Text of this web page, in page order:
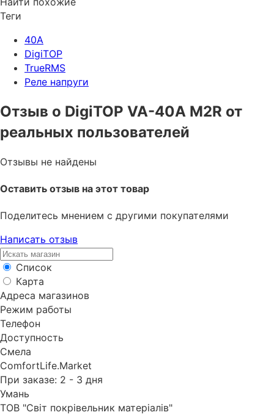
Теги
40A
DigiTOP
TrueRMS
Реле напруги
Отзыв о DigiTOP VA-40A M2R от
реальных пользователей
Отзывы не найдены
Оставить отзыв на этот товар
Поделитесь мнением с другими покупателями
Написать отзыв
Список
Карта
Адреса магазинов
Режим работы
Телефон
Доступность
Смела
ComfortLife.Market
При заказе: 2 - 3 дня
Умань
ТОВ "Світ покрівельник матеріалів"